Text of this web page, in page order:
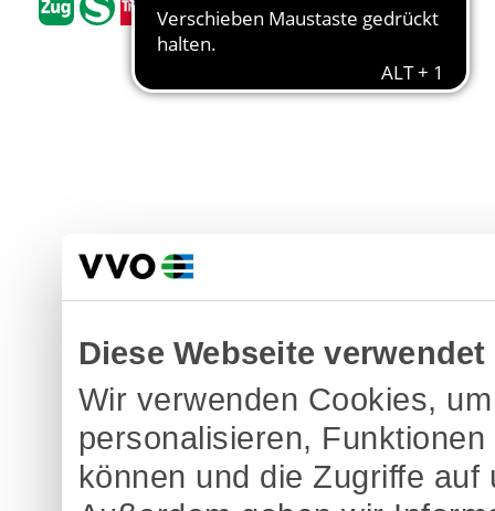
Diese Webseite
Wir verwenden Cookies,
personalisieren,
können und die Zugriffe